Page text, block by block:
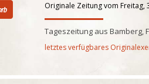
Originale Zeitung vom Freitag,
Tageszeitung aus Bamberg,
letztes verfügbares